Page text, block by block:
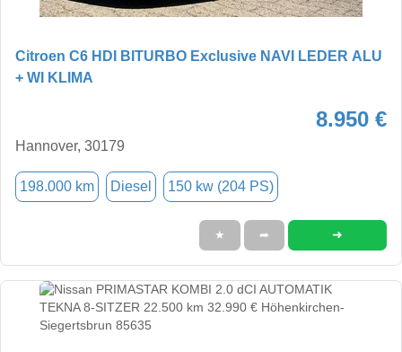
Citroen C6 HDI BITURBO Exclusive NAVI LEDER ALU
+ WI KLIMA
8.950 €
Hannover, 30179
198.000 km Diesel 150 kw (204 PS)
★ ➦ ➜